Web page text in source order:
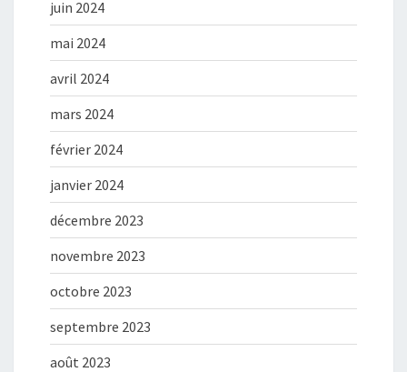
juin 2024
mai 2024
avril 2024
mars 2024
février 2024
janvier 2024
décembre 2023
novembre 2023
octobre 2023
septembre 2023
août 2023